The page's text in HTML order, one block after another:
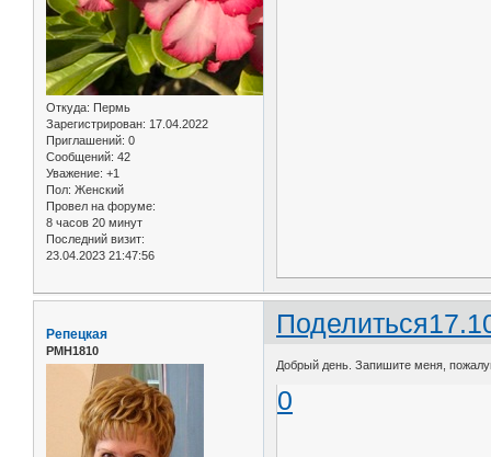
Откуда: Пермь
Зарегистрирован: 17.04.2022
Приглашений: 0
Сообщений: 42
Уважение: +1
Пол: Женский
Провел на форуме:
8 часов 20 минут
Последний визит:
23.04.2023 21:47:56
Поделиться
Репецкая
РМН1810
Добрый день. Запишите меня,
0